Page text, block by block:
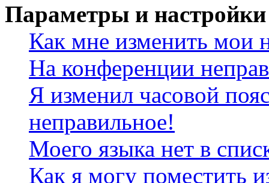
Параметры и настройки
Как мне изменить мои
На конференции
Я изменил часовой
неправильное!
Моего языка нет в
Как я могу поместить